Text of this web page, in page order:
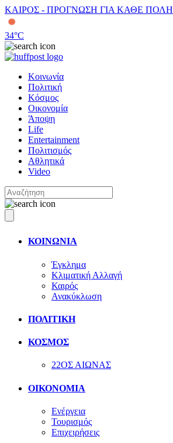
ΚΑΙΡΟΣ - ΠΡΟΓΝΩΣΗ ΓΙΑ ΚΑΘΕ ΠΟΛΗ
34°C
Κοινωνία
Πολιτική
Κόσμος
Οικονομία
Άποψη
Life
Entertainment
Πολιτισμός
Αθλητικά
Video
ΚΟΙΝΩΝΙΑ
Έγκλημα
Κλιματική Αλλαγή
Καιρός
Ανακύκλωση
ΠΟΛΙΤΙΚΗ
ΚΟΣΜΟΣ
22ΟΣ ΑΙΩΝΑΣ
ΟΙΚΟΝΟΜΙΑ
Ενέργεια
Τουρισμός
Επιχειρήσεις